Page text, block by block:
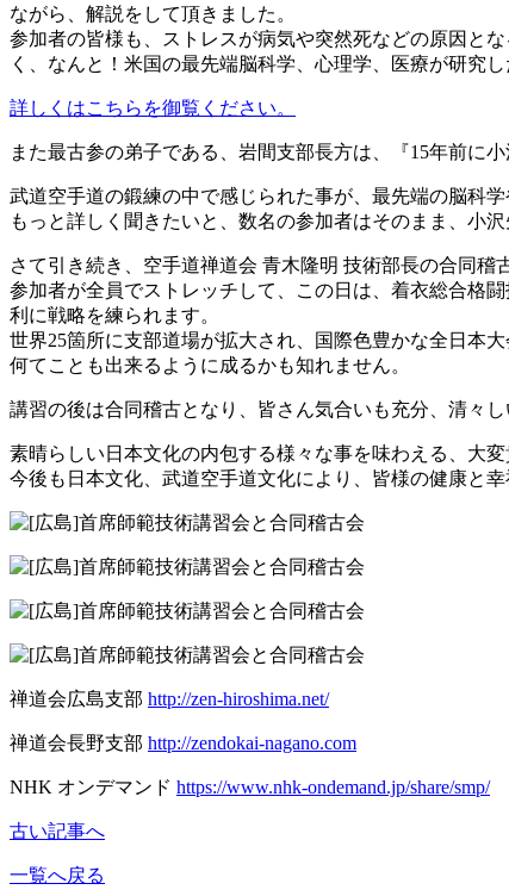
ながら、解説をして頂きました。
参加者の皆様も、ストレスが病気や突然死などの原因と
く、なんと！米国の最先端脳科学、心理学、医療が研究
詳しくはこちらを御覧ください。
また最古参の弟子である、岩間支部長方は、『15年前に
武道空手道の鍛練の中で感じられた事が、最先端の脳科
もっと詳しく聞きたいと、数名の参加者はそのまま、小
さて引き続き、空手道禅道会 青木隆明 技術部長の合同稽
参加者が全員でストレッチして、この日は、着衣総合格
利に戦略を練られます。
世界25箇所に支部道場が拡大され、国際色豊かな全日本
何てことも出来るように成るかも知れません。
講習の後は合同稽古となり、皆さん気合いも充分、清々し
素晴らしい日本文化の内包する様々な事を味わえる、大変
今後も日本文化、武道空手道文化により、皆様の健康と
禅道会広島支部 http://zen-hiroshima.net/
禅道会長野支部 http://zendokai-nagano.com
NHK オンデマンド https://www.nhk-ondemand.jp/share/smp/
古い記事へ
一覧へ戻る